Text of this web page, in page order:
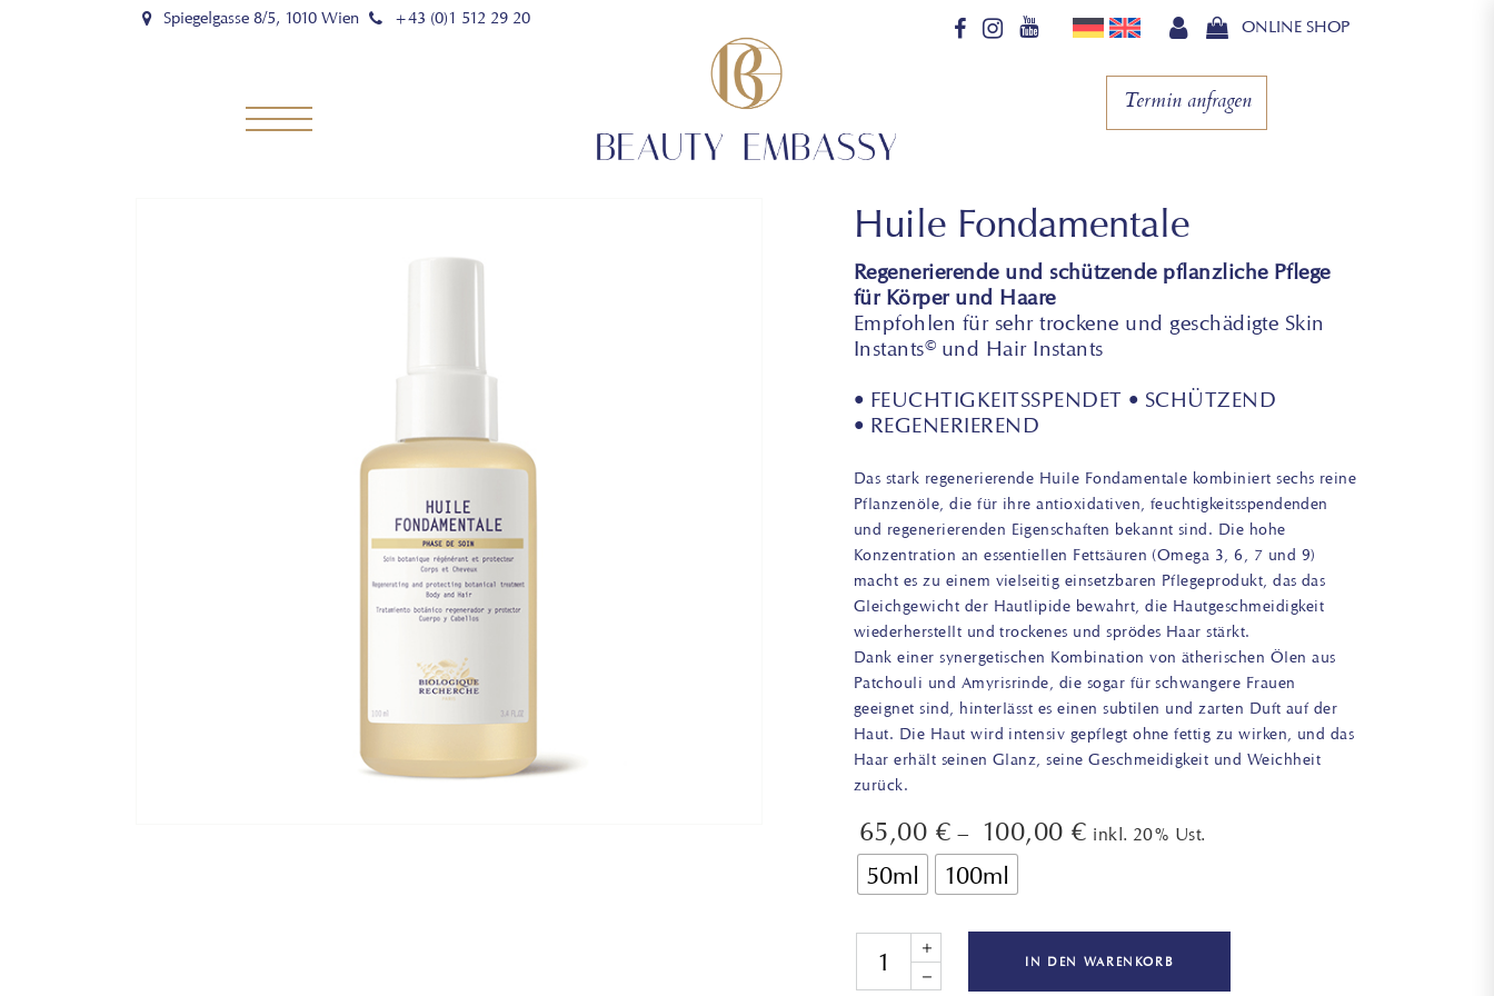
Spiegelgasse 8/5, 1010 Wien +43 (0)1 512 29 20 ONLINE SHOP
Termin anfragen
Huile Fondamentale
65,00 € – 100,00€ inkl. 20% Ust.
Regenerierende und schützende pflanzliche Pflege
für Körper und Haare
Empfohlen für sehr trockene und geschädigte Skin
Instants© und Hair Instants
• FEUCHTIGKEITSSPENDET • SCHÜTZEND
• REGENERIEREND
Das stark regenerierende Huile Fondamentale kombiniert sechs reine
Pflanzenöle, die für ihre antioxidativen, feuchtigkeitsspendenden
und regenerierenden Eigenschaften bekannt sind. Die hohe
Konzentration an essentiellen Fettsäuren (Omega 3, 6, 7 und 9)
macht es zu einem vielseitig einsetzbaren Pflegeprodukt, das das
Gleichgewicht der Hautlipide bewahrt, die Hautgeschmeidigkeit
wiederherstellt und trockenes und sprödes Haar stärkt.
Dank einer synergetischen Kombination von ätherischen Ölen aus
Patchouli und Amyrisrinde, die sogar für schwangere Frauen
geeignet sind, hinterlässt es einen subtilen und zarten Duft auf der
Haut. Die Haut wird intensiv gepflegt ohne fettig zu wirken, und das
Haar erhält seinen Glanz, seine Geschmeidigkeit und Weichheit
zurück.
50ml 100ml
IN DEN WARENKORB